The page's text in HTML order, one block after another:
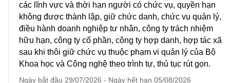
các lĩnh vực và thời hạn người có chức vụ, quyền hạn
không được thành lập, giữ chức danh, chức vụ quản lý,
điều hành doanh nghiệp tư nhân, công ty trách nhiệm
hữu hạn, công ty cổ phần, công ty hợp danh, hợp tác xã
sau khi thôi giữ chức vụ thuộc phạm vi quản lý của Bộ
Khoa học và Công nghệ theo trình tự, thủ tục rút gọn.
Ngày bắt đầu 29/07/2026 - Ngày hết hạn 05/08/2026